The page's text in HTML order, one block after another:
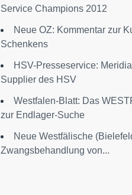
Service Champions 2012
Neue OZ: Kommentar zur
Schenkens
HSV-Presseservice:
Supplier des HSV
Westfalen-Blatt: Das
zur Endlager-Suche
Neue Westfälische
Zwangsbehandlung von...